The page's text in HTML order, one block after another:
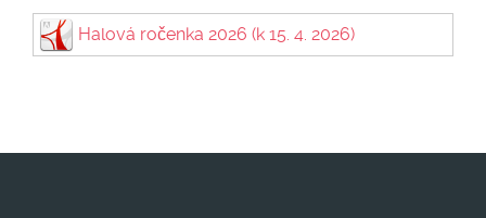
Halová ročenka 2026 (k 15. 4. 2026)